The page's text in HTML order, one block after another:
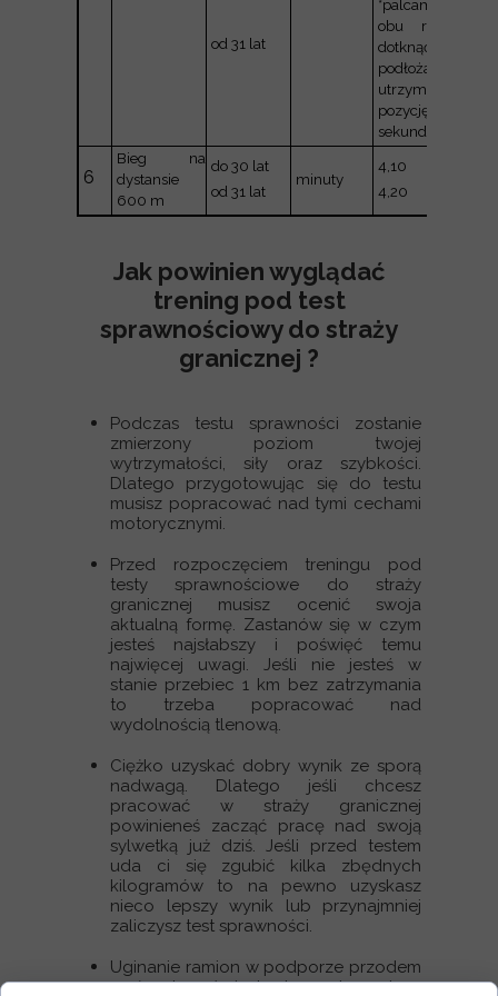
od 31 lat
*palcami
obu rąk
dotknąć
podłoża,
utrzymać
pozycję 3
sekundy
6
Bieg na
dystansie
600 m
do 30 lat
od 31 lat
minuty
4,10
4,20
Jak powinien wyglądać
trening pod test
sprawnościowy do straży
granicznej ?
Podczas testu sprawności zostanie
zmierzony poziom twojej
wytrzymałości, siły oraz szybkości.
Dlatego przygotowując się do testu
musisz popracować nad tymi cechami
motorycznymi.
Przed rozpoczęciem treningu pod
testy sprawnościowe do straży
granicznej musisz ocenić swoja
aktualną formę. Zastanów się w czym
jesteś najsłabszy i poświęć temu
najwięcej uwagi. Jeśli nie jesteś w
stanie przebiec 1 km bez zatrzymania
to trzeba popracować nad
wydolnością tlenową.
Ciężko uzyskać dobry wynik ze sporą
nadwagą. Dlatego jeśli chcesz
pracować w straży granicznej
powinieneś zacząć pracę nad swoją
sylwetką już dziś. Jeśli przed testem
uda ci się zgubić kilka zbędnych
kilogramów to na pewno uzyskasz
nieco lepszy wynik lub przynajmniej
zaliczysz test sprawności.
Uginanie ramion w podporze przodem
może okazać się trudnym elementem.